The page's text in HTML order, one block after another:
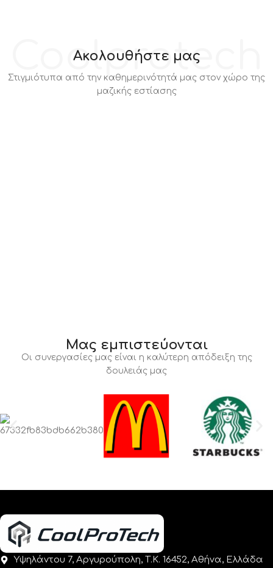
Coolprotech
Ακολουθήστε μας
Στιγμιότυπα από την καθημερινότητά μας στον χώρο της
μαζικής εστίασης
Μας εμπιστεύονται
Οι συνεργασίες μας είναι η καλύτερη απόδειξη της
δουλειάς μας
Υψηλάντου 7, Αργυρούπολη, Τ.Κ. 16452, Αθήνα, Ελλάδα